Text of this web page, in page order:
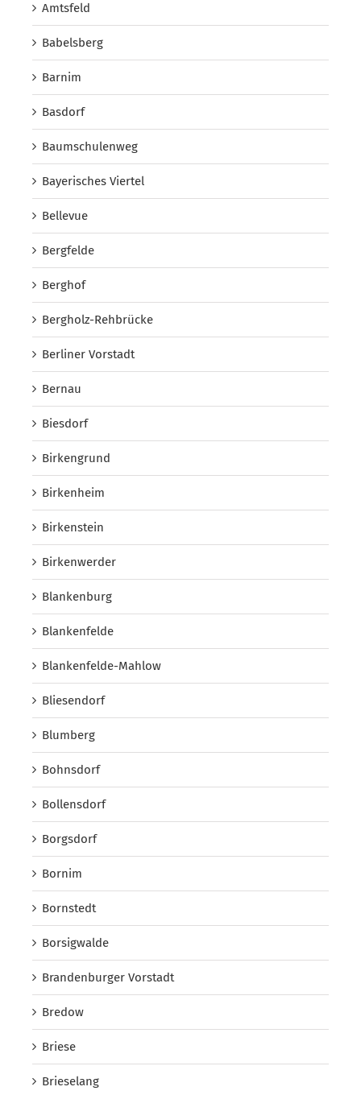
Amtsfeld
Babelsberg
Barnim
Basdorf
Baumschulenweg
Bayerisches Viertel
Bellevue
Bergfelde
Berghof
Bergholz-Rehbrücke
Berliner Vorstadt
Bernau
Biesdorf
Birkengrund
Birkenheim
Birkenstein
Birkenwerder
Blankenburg
Blankenfelde
Blankenfelde-Mahlow
Bliesendorf
Blumberg
Bohnsdorf
Bollensdorf
Borgsdorf
Bornim
Bornstedt
Borsigwalde
Brandenburger Vorstadt
Bredow
Briese
Brieselang